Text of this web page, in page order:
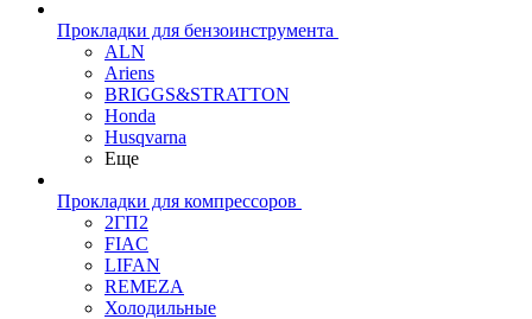
Прокладки для бензоинструмента
ALN
Ariens
BRIGGS&STRATTON
Honda
Husqvarna
Еще
Прокладки для компрессоров
2ГП2
FIAC
LIFAN
REMEZA
Холодильные